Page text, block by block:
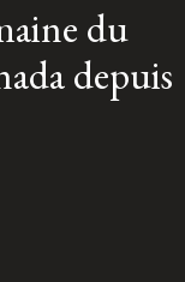
du
depuis